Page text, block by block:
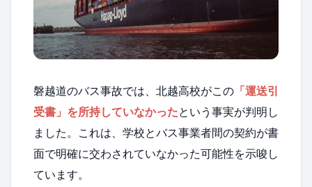
磐越道のバス事故では、北越高校がこの 「運送引
受書」を所持していなかったという事実が判明し
ました。これは、学校とバス事業者間の契約が書
面で明確に交わされていなかった可能性を示唆し
ています。